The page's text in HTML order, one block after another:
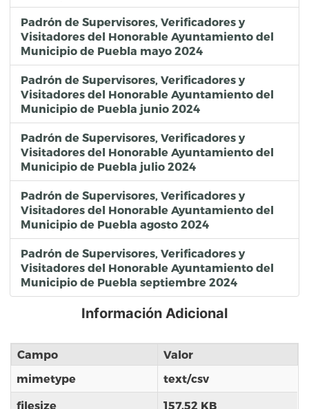
Padrón de Supervisores, Verificadores y
Visitadores del Honorable Ayuntamiento del
Municipio de Puebla mayo 2024
Padrón de Supervisores, Verificadores y
Visitadores del Honorable Ayuntamiento del
Municipio de Puebla junio 2024
Padrón de Supervisores, Verificadores y
Visitadores del Honorable Ayuntamiento del
Municipio de Puebla julio 2024
Padrón de Supervisores, Verificadores y
Visitadores del Honorable Ayuntamiento del
Municipio de Puebla agosto 2024
Padrón de Supervisores, Verificadores y
Visitadores del Honorable Ayuntamiento del
Municipio de Puebla septiembre 2024
Información Adicional
Campo
Valor
mimetype
text/csv
filesize 157.52 KB